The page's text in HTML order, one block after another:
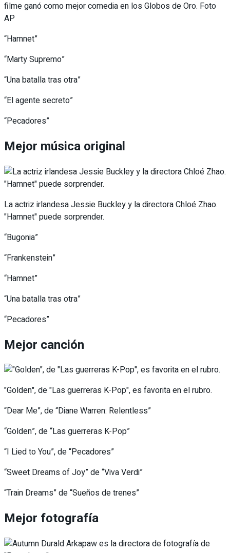
filme ganó como mejor comedia en los Globos de Oro. Foto
AP
“Hamnet”
“Marty Supremo”
“Una batalla tras otra”
“El agente secreto”
“Pecadores”
Mejor música original
La actriz irlandesa Jessie Buckley y la directora Chloé Zhao.
"Hamnet" puede sorprender.
“Bugonia”
“Frankenstein”
“Hamnet”
“Una batalla tras otra”
“Pecadores”
Mejor canción
"Golden", de "Las guerreras K-Pop", es favorita en el rubro.
“Dear Me”, de “Diane Warren: Relentless”
“Golden”, de “Las guerreras K-Pop”
“I Lied to You”, de “Pecadores”
“Sweet Dreams of Joy” de “Viva Verdi”
“Train Dreams” de “Sueños de trenes”
Mejor fotografía